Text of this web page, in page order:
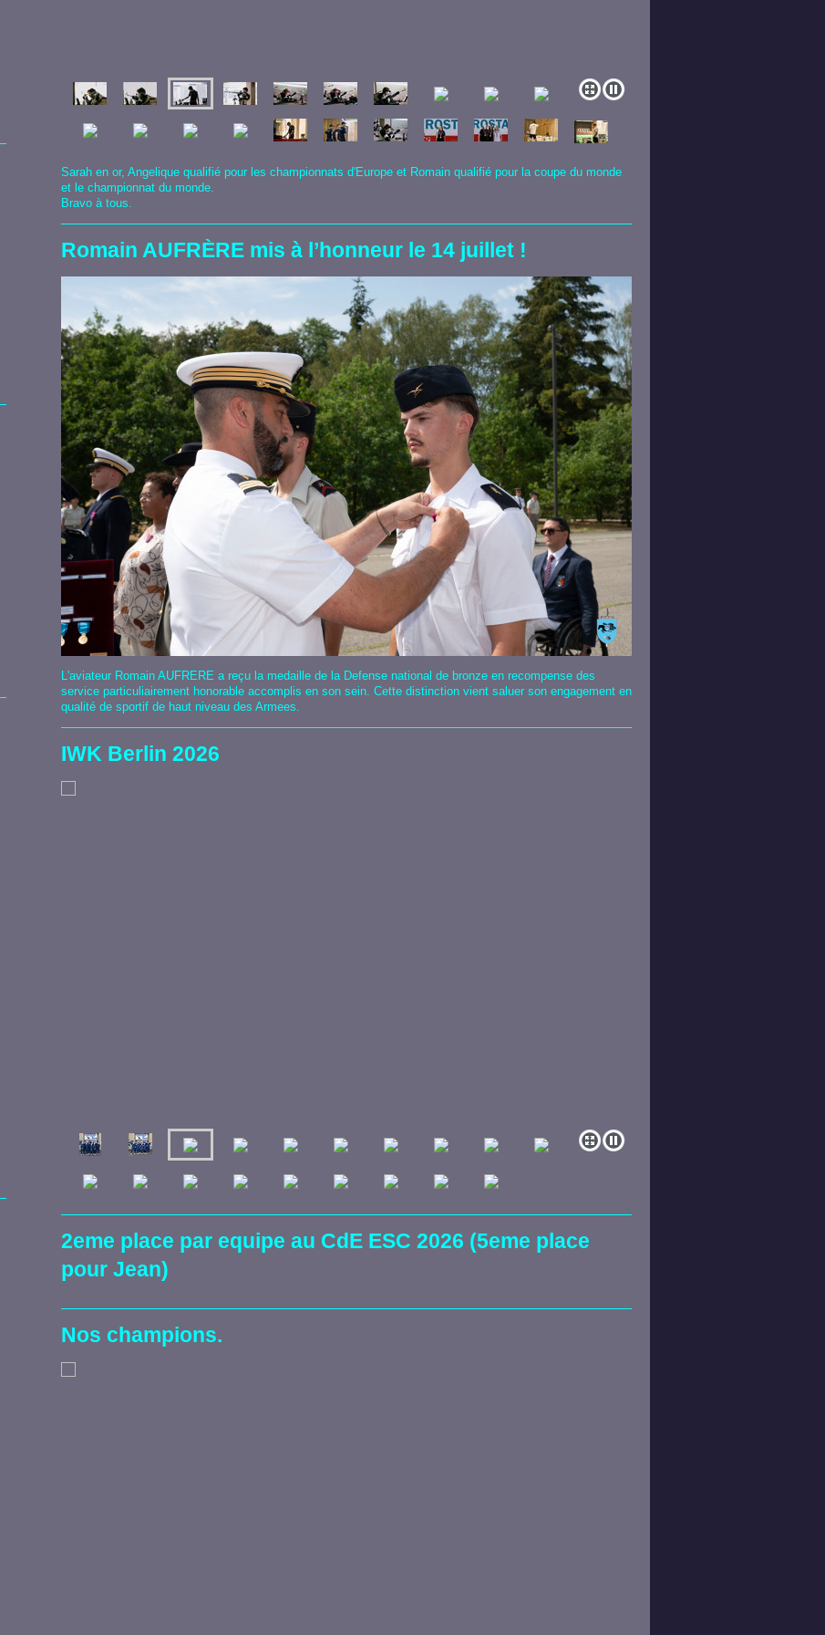
Sarah en or, Angelique qualifié pour les championnats d'Europe et Romain qualifié pour la coupe du monde
et le championnat du monde.
Bravo à tous.
Romain AUFRÈRE mis à l’honneur le 14 juillet !
L'aviateur Romain AUFRERE a reçu la medaille de la Defense national de bronze en recompense des
service particuliairement honorable accomplis en son sein. Cette distinction vient saluer son engagement en
qualité de sportif de haut niveau des Armees.
IWK Berlin 2026
2eme place par equipe au CdE ESC 2026 (5eme place
pour Jean)
Nos champions.